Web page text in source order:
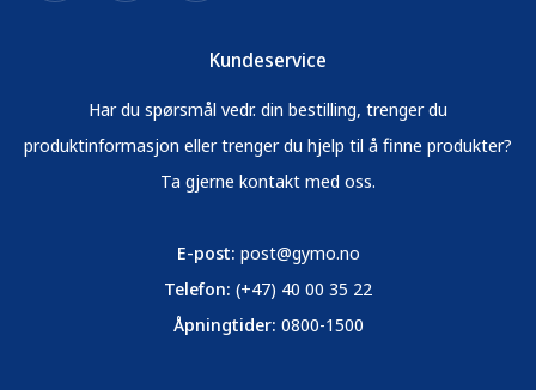
Kundeservice
Har du spørsmål vedr. din bestilling, trenger du
produktinformasjon eller trenger du hjelp til å finne produkter?
Ta gjerne kontakt med oss.
E-post: post@gymo.no
Telefon: (+47) 40 00 35 22
Åpningtider: 0800-1500